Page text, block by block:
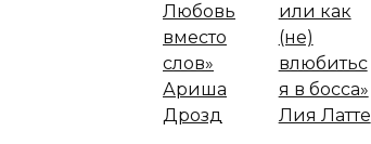
Любовь
вместо
слов»
Ариша
Дрозд
или как
(не)
влюбитьс
я в босса»
Лия Латте